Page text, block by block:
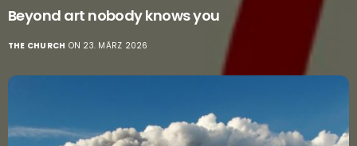
Beyond art nobody knows you
THE CHURCH ON 23. MÄRZ 2026